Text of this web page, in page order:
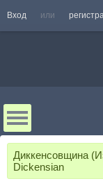
Вход или
Диккенсовщина
Dickensian